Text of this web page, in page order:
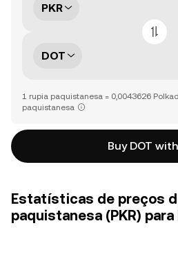
PKR
DOT
1 rupia paquistanesa = 0,0043626
paquistanesa
Buy DOT with
Estatísticas de preços
paquistanesa (PKR)